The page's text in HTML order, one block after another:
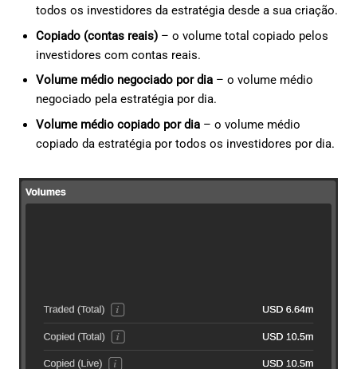
todos os investidores da estratégia desde a sua criação.
Copiado (contas reais)– o volume total copiado pelos
investidores com contas reais.
Volume médio negociado por dia– o volume médio
negociado pela estratégia por dia.
Volume médio copiado por dia– o volume médio
copiado da estratégia por todos os investidores por dia.